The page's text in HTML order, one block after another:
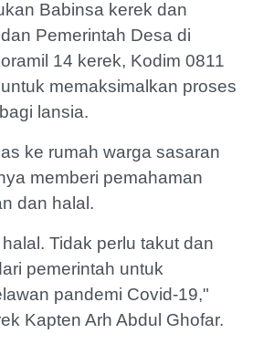
Babinsa kerek dan
Pemerintah Desa di
14 kerek, Kodim 0811
memaksimalkan proses
lansia.
ke rumah warga sasaran
memberi pemahaman
dan halal.
Tidak perlu takut dan
pemerintah untuk
pandemi Covid-19,"
Kapten Arh Abdul Ghofar.